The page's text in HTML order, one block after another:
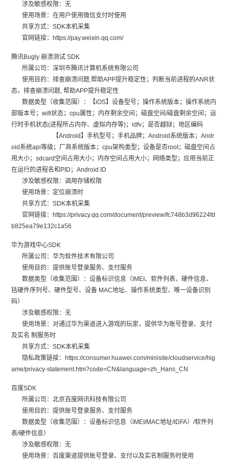
涉及敏感权限：无
使用场景：在用户使用微信支付时使用
共享方式：SDK本机采集
官网链接：https://pay.weixin.qq.com/
腾讯Bugly 崩溃测试 SDK
所属公司：深圳市腾讯计算机系统有限公司
使用目的：排查崩溃问题,帮助APP提升稳定性；判断当前进程的ANR状
态，排查崩溃问题, 帮助APP提升稳定性
数据类型（收集范围）：【iOS】设备型号；操作系统版本；操作系统内
部版本号；wifi状态；cpu属性；内存剩余空间；磁盘空间/磁盘剩余空间；运
行时手机状态(进程所占内存、虚拟内存等)；idfv；是否越狱；地区编码
【Android】手机型号；手机品牌；Android系统版本；Andr
oid系统api等级；厂商系统版本；cpu架构类型；设备是否root；磁盘空间占
用大小；sdcard空间占用大小；内存空间占用大小；网络类型；应用当前正
在运行的进程名和PID；Android ID
涉及敏感权限：调用存储权限
使用场景：定位崩溃时
共享方式：SDK本机采集
官网链接：https://privacy.qq.com/document/preview/fc748b3d96224fd
b825ea79e132c1a56
华为游戏中心SDK
所属公司：华为软件技术有限公司
使用目的：提供账号登录服务、支付服务
数据类型（收集范围）：设备标识信息（IMEI、软件列表、硬件信息、
括硬件序列号、硬件型号、设备 MAC地址、操作系统类型、唯一设备识别
码）
涉及敏感权限：无
使用场景：对通过华为渠道进入游戏的玩家，提供华为账号登录、支付
及实名 制服务时
共享方式：SDK本机采集
隐私政策链接：https://consumer.huawei.com/minisite/cloudservice/hig
ame/privacy-statement.htm?code=CN&language=zh_Hans_CN
百度SDK
所属公司：北京百度网讯科技有限公司
使用目的：提供账号登录服务、支付服务
数据类型（收集范围）：设备标识信息（IMEI/MAC地址/IDFA）/软件列
表/硬件信息）
涉及敏感权限：无
使用场景：百度渠道提供账号登录、支付以及实名制服务时使用